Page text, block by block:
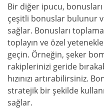
Bir diğer ipucu,
çeşitli bonuslar bulunur
sağlar. Bonusları
toplayın ve özel
geçin. Örneğin, şeker
rakiplerinizi geride
hızınızı artırabilirsiniz.
stratejik bir şekilde
sağlar.